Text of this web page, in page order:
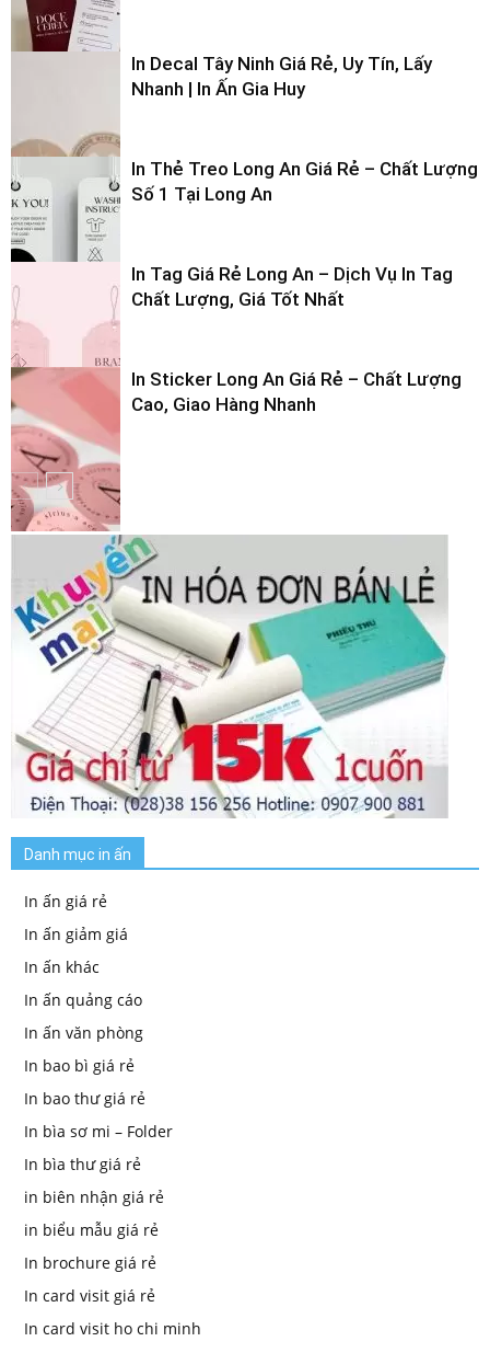
In Decal Tây Ninh Giá Rẻ, Uy Tín, Lấy
Nhanh | In Ấn Gia Huy
In Thẻ Treo Long An Giá Rẻ – Chất Lượng
Số 1 Tại Long An
In Tag Giá Rẻ Long An – Dịch Vụ In Tag
Chất Lượng, Giá Tốt Nhất
In Sticker Long An Giá Rẻ – Chất Lượng
Cao, Giao Hàng Nhanh
Danh mục in ấn
In ấn giá rẻ
In ấn giảm giá
In ấn khác
In ấn quảng cáo
In ấn văn phòng
In bao bì giá rẻ
In bao thư giá rẻ
In bìa sơ mi – Folder
In bìa thư giá rẻ
in biên nhận giá rẻ
in biểu mẫu giá rẻ
In brochure giá rẻ
In card visit giá rẻ
In card visit ho chi minh